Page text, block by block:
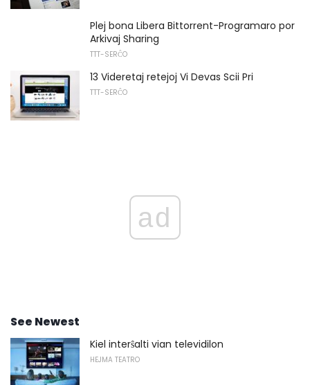
Plej bona Libera Bittorrent-Programaro por
Arkivaj Sharing
TTT-SERĈO
13 Videretaj retejoj Vi Devas Scii Pri
TTT-SERĈO
ad
See Newest
Kiel interŝalti vian televidilon
HEJMA TEATRO